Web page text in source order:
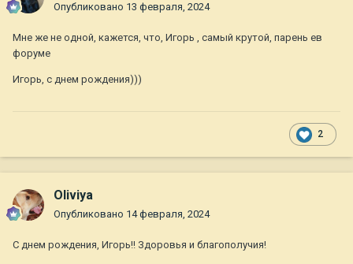
Опубликовано 13 февраля, 2024
Мне же не одной, кажется, что, Игорь , самый крутой, парень ев
форуме
Игорь, с днем рождения)))
2
Oliviya
Опубликовано 14 февраля, 2024
С днем рождения, Игорь!! Здоровья и благополучия!